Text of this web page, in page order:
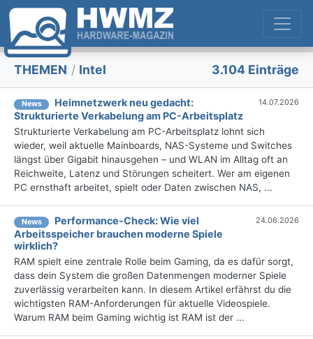
THEMEN / Intel 3.104 Einträge
News
Heimnetzwerk neu gedacht:
Strukturierte Verkabelung am PC-Arbeitsplatz
14.07.2026
Strukturierte Verkabelung am PC-Arbeitsplatz lohnt sich
wieder, weil aktuelle Mainboards, NAS-Systeme und Switches
längst über Gigabit hinausgehen – und WLAN im Alltag oft an
Reichweite, Latenz und Störungen scheitert. Wer am eigenen
PC ernsthaft arbeitet, spielt oder Daten zwischen NAS, ...
News
Performance-Check: Wie viel
Arbeitsspeicher brauchen moderne Spiele
wirklich?
24.06.2026
RAM spielt eine zentrale Rolle beim Gaming, da es dafür sorgt,
dass dein System die großen Datenmengen moderner Spiele
zuverlässig verarbeiten kann. In diesem Artikel erfährst du die
wichtigsten RAM-Anforderungen für aktuelle Videospiele.
Warum RAM beim Gaming wichtig ist RAM ist der ...